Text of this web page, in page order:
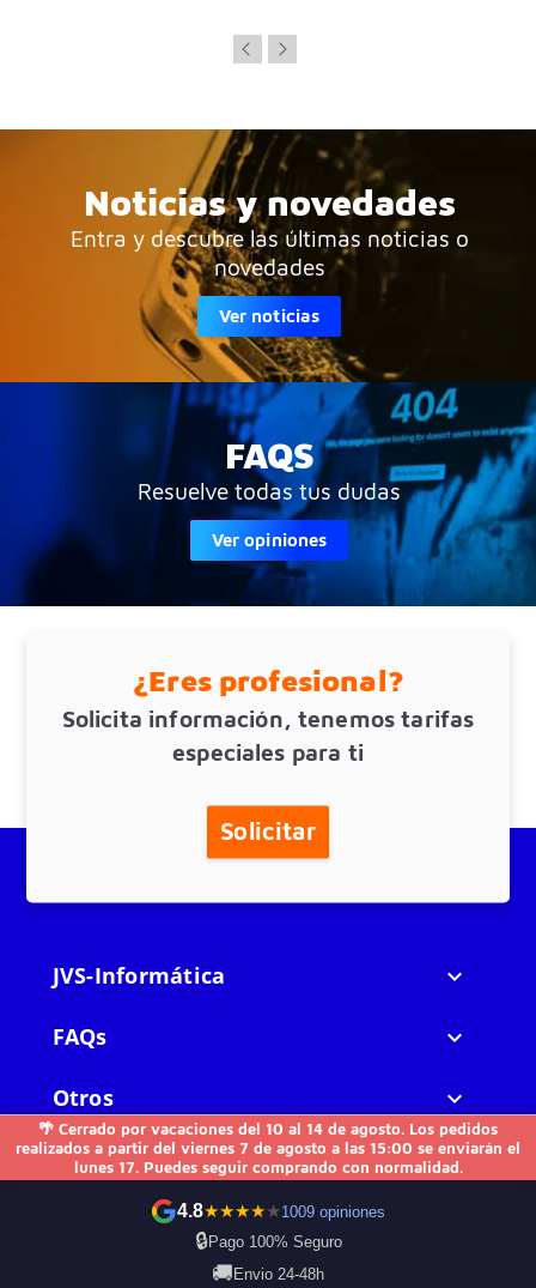
🌴 Cerrado por vacaciones del 10 al 14 de agosto. Los pedidos
realizados a partir del viernes 7 de agosto a las 15:00 se enviarán el
lunes 17. Puedes seguir comprando con normalidad.
4.8★★★★★1009 opiniones
🔒Pago 100% Seguro
🚚 Envio 24-48h
Noticias y novedades
Entra y descubre las últimas noticias o
novedades
Ver noticias
FAQS
Resuelve todas tus dudas
Ver opiniones
¿Eres profesional?
Solicita información, tenemos tarifas
especiales para ti
Solicitar
JVS-Informática 
FAQs 
Otros 
Contacto